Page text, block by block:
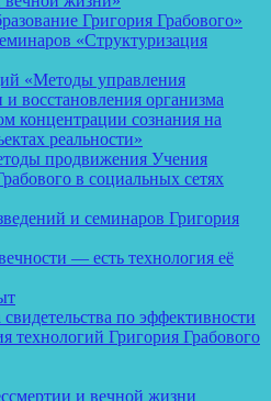
Григория Грабового»
«Структуризация
«Методы управления
восстановления организма
концентрации сознания на
реальности»
продвижения Учения
в социальных сетях
и семинаров Григория
— есть технология её
по эффективности
технологий Григория Грабового
и вечной жизни